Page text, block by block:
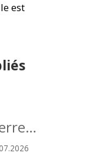
est